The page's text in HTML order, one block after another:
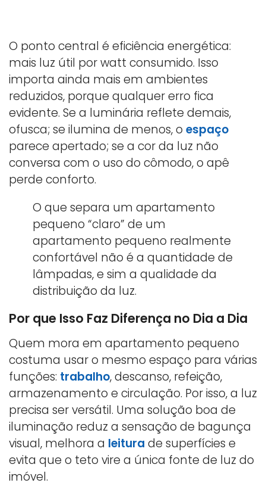
O ponto central é eficiência energética:
mais luz útil por watt consumido. Isso
importa ainda mais em ambientes
reduzidos, porque qualquer erro fica
evidente. Se a luminária reflete demais,
ofusca; se ilumina de menos, o espaço
parece apertado; se a cor da luz não
conversa com o uso do cômodo, o apê
perde conforto.
O que separa um apartamento
pequeno “claro” de um
apartamento pequeno realmente
confortável não é a quantidade de
lâmpadas, e sim a qualidade da
distribuição da luz.
Por que Isso Faz Diferença no Dia a Dia
Quem mora em apartamento pequeno
costuma usar o mesmo espaço para várias
funções: trabalho, descanso, refeição,
armazenamento e circulação. Por isso, a luz
precisa ser versátil. Uma solução boa de
iluminação reduz a sensação de bagunça
visual, melhora a leitura de superfícies e
evita que o teto vire a única fonte de luz do
imóvel.